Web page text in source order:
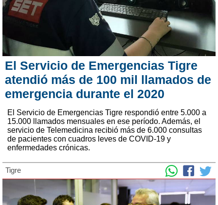
El Servicio de Emergencias Tigre
atendió más de 100 mil llamados de
emergencia durante el 2020
El Servicio de Emergencias Tigre respondió entre 5.000 a
15.000 llamados mensuales en ese período. Además, el
servicio de Telemedicina recibió más de 6.000 consultas
de pacientes con cuadros leves de COVID-19 y
enfermedades crónicas.
Tigre